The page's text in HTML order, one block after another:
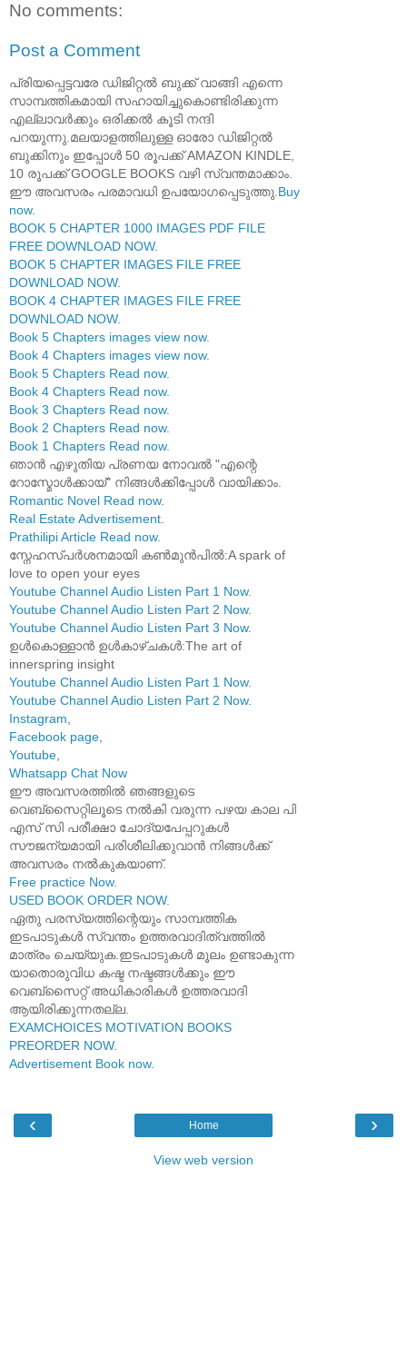
No comments:
Post a Comment
പ്രിയപ്പെട്ടവരേ ഡിജിറ്റൽ ബുക്ക് വാങ്ങി എന്നെ
സാമ്പത്തികമായി സഹായിച്ചുകൊണ്ടിരിക്കുന്ന
എല്ലാവർക്കും ഒരിക്കൽ കൂടി നന്ദി
പറയുന്നു.മലയാളത്തിലുള്ള ഓരോ ഡിജിറ്റൽ
ബുക്കിനും ഇപ്പോൾ 50 രൂപക്ക് AMAZON KINDLE,
10 രൂപക്ക് GOOGLE BOOKS വഴി സ്വന്തമാക്കാം.
ഈ അവസരം പരമാവധി ഉപയോഗപ്പെടുത്തു.Buy
now.
BOOK 5 CHAPTER 1000 IMAGES PDF FILE
FREE DOWNLOAD NOW.
BOOK 5 CHAPTER IMAGES FILE FREE
DOWNLOAD NOW.
BOOK 4 CHAPTER IMAGES FILE FREE
DOWNLOAD NOW.
Book 5 Chapters images view now.
Book 4 Chapters images view now.
Book 5 Chapters Read now.
Book 4 Chapters Read now.
Book 3 Chapters Read now.
Book 2 Chapters Read now.
Book 1 Chapters Read now.
ഞാൻ എഴുതിയ പ്രണയ നോവൽ "എന്റെ
റോസ്മോൾക്കായ്" നിങ്ങൾക്കിപ്പോൾ വായിക്കാം.
Romantic Novel Read now.
Real Estate Advertisement.
Prathilipi Article Read now.
സ്നേഹസ്പർശനമായി കൺമുൻപിൽ:A spark of
love to open your eyes
Youtube Channel Audio Listen Part 1 Now.
Youtube Channel Audio Listen Part 2 Now.
Youtube Channel Audio Listen Part 3 Now.
ഉൾകൊള്ളാൻ ഉൾകാഴ്ചകൾ:The art of
innerspring insight
Youtube Channel Audio Listen Part 1 Now.
Youtube Channel Audio Listen Part 2 Now.
Instagram,
Facebook page,
Youtube,
Whatsapp Chat Now
ഈ അവസരത്തിൽ ഞങ്ങളുടെ
വെബ്സൈറ്റിലൂടെ നൽകി വരുന്ന പഴയ കാല പി
എസ് സി പരീക്ഷാ ചോദ്യപേപ്പറുകൾ
സൗജന്യമായി പരിശീലിക്കുവാൻ നിങ്ങൾക്ക്
അവസരം നൽകുകയാണ്.
Free practice Now.
USED BOOK ORDER NOW.
ഏതു പരസ്യത്തിന്റെയും സാമ്പത്തിക
ഇടപാടുകൾ സ്വന്തം ഉത്തരവാദിത്വത്തിൽ
മാത്രം ചെയ്യുക.ഇടപാടുകൾ മൂലം ഉണ്ടാകുന്ന
യാതൊരുവിധ കഷ്ട നഷ്ടങ്ങൾക്കും ഈ
വെബ്സൈറ്റ് അധികാരികൾ ഉത്തരവാദി
ആയിരിക്കുന്നതല്ല.
EXAMCHOICES MOTIVATION BOOKS
PREORDER NOW.
Advertisement Book now.
‹ ›
Home
View web version